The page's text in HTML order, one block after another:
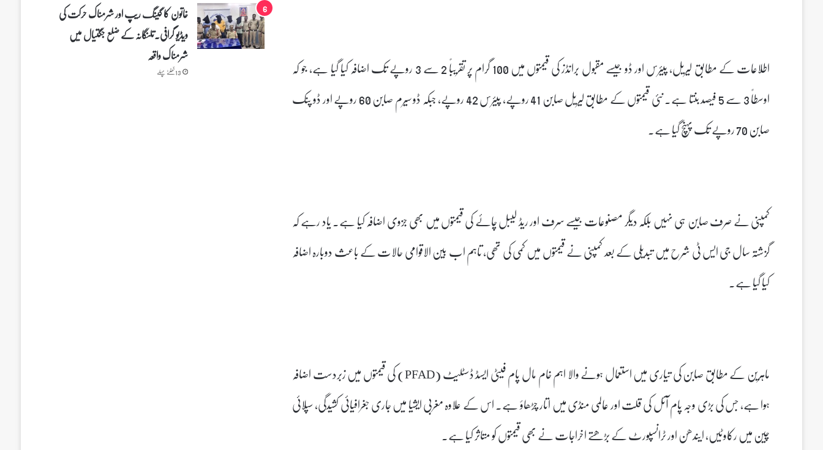
اطلاعات کے مطابق لیریل، پیئرس اور ڈو جیسے مقبول برانڈز کی قیمتوں میں 100 گرام پر تقریباً 2 سے 3 روپے تک اضافہ کیا گیا ہے، جو کہ
اوسطاً 3 سے 5 فیصد بنتا ہے۔ نئی قیمتوں کے مطابق لیریل صابن 41 روپے، پیئرس 42 روپے، جبکہ ڈو سیرم صابن 60 روپے اور ڈو پنک
صابن 70 روپے تک پہنچ گیا ہے۔
کمپنی نے صرف صابن ہی نہیں بلکہ دیگر مصنوعات جیسے سرف اور ریڈ لیبل چائے کی قیمتوں میں بھی جزوی اضافہ کیا ہے۔ یاد رہے کہ
گزشتہ سال جی ایس ٹی شرح میں تبدیلی کے بعد کمپنی نے قیمتوں میں کمی کی تھی، تاہم اب بین الاقوامی حالات کے باعث دوبارہ اضافہ
کیا گیا ہے۔
ماہرین کے مطابق صابن کی تیاری میں استعمال ہونے والا اہم خام مال پام فیٹی ایسڈ ڈسٹلیٹ (PFAD) کی قیمتوں میں زبردست اضافہ
ہوا ہے، جس کی بڑی وجہ پام آئل کی قلت اور عالمی منڈی میں اتار چڑھاؤ ہے۔ اس کے علاوہ مغربی ایشیا میں جاری جغرافیائی کشیدگی، سپلائی
چین میں رکاوٹیں، ایندھن اور ٹرانسپورٹ کے بڑھتے اخراجات نے بھی قیمتوں کو متاثر کیا ہے۔
خاتون کا گینگ ریپ اور شرمناک حرکت کی
ویڈیو گرافی۔تلنگانہ کے ضلع جگتیال میں
شرمناک واقعہ
13 گھنٹے پہلے